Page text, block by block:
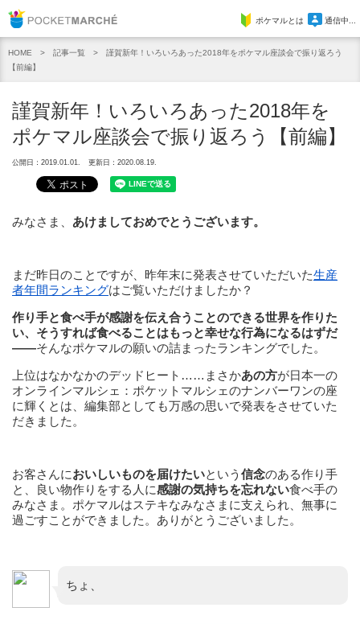
Pocket Marcheポケマルとは 通信中...
HOME 記事一覧
謹賀新年！いろいろあった2018年をポケマル座談会で振り返ろう
【前編】
謹賀新年！いろいろあった2018年を
ポケマル座談会で振り返ろう【前編】
公開日：2019.01.01. 更新日：2020.08.19.
みなさま、 あけましておめでとうございます。
まだ昨日のことですが、昨年末に発表させていただいた生産
者年間ランキングはご覧いただけましたか？
作り手と食べ手が感謝を伝え合うことのできる世界を作りた
い、そうすれば食べることはもっと幸せな行為になるはずだ
——そんなポケマルの願いの詰まったランキングでした。
上位はなかなかのデッドヒート……まさかあの方が日本一の
オンラインマルシェ：ポケットマルシェのナンバーワンの座
に輝くとは、編集部としても万感の思いで発表をさせていた
だきました。
お客さんにおいしいものを届けたいという 信念のある作り手
と、良い物作りをする人に感謝の気持ちを忘れない食べ手の
みなさま。ポケマルはステキなみなさまに支えられ、無事に
過ごすことができました。ありがとうございました。
ちょ、